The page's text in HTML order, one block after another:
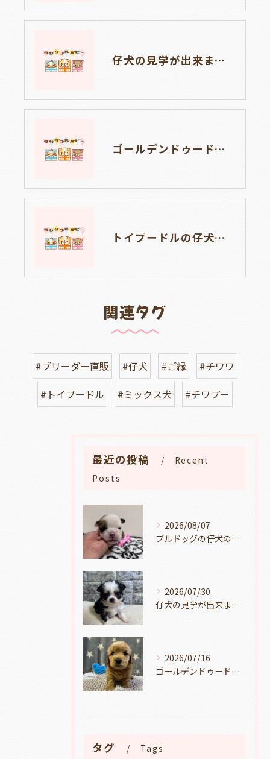
仔犬の見学が出来ます🐶岐阜県養老町のブリーダーワンダフルパピーです。
ゴールデンドゥードルの仔犬の見学が出来ます🐶🐶🐶岐阜県養老町のブリーダーワンダフルパピーです。
トイプードルの仔犬のお目目があいたよ👀🐶岐阜県養老町のブリーダーワンダフルパピーです。
関連タグ
#ブリーダー直販 #仔犬 #ご縁
#チワワ
#トイプードル
#ミックス犬 #チワプー
最近の投稿
Recent
Posts
2026/08/07
ブルドッグの仔犬のお目目があきました👀💑🐶岐阜県養老町のブリーダーワンダフルパピーです。
2026/07/30
仔犬の見学が出来ます🐶岐阜県養老町のブリーダーワンダフルパピーです。
2026/07/16
ゴールデンドゥードルの仔犬の見学が出来ます🐶🐶🐶岐阜県養老町のブリーダーワンダフルパピーです。
タグ Tags